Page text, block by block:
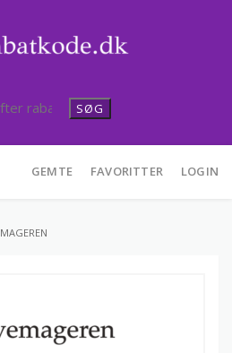
SØG
GEMTE FAVORITTER LOGIN